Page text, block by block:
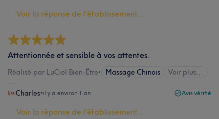
Voir la réponse de l'établissement...
Attentionnée et sensible à vos attentes.
Réalisé par LuCiel Bien-Être• Massage Chinois Voir plus...
Charles•il y a environ 1 an Avis vérifié
Voir la réponse de l'établissement...